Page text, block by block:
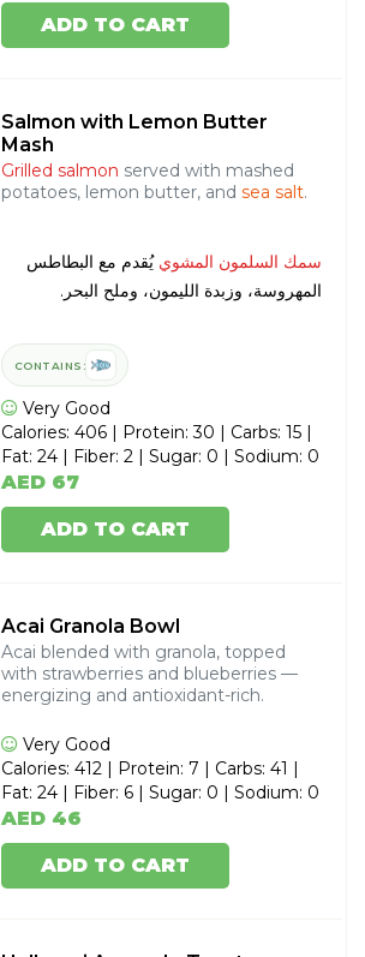
ADD TO CART
Salmon with Lemon Butter
Mash
Grilled salmon served with mashed
potatoes, lemon butter, and sea salt.
سمك السلمون المشوي يُقدم مع البطاطس
المهروسة، وزبدة الليمون، وملح البحر.
CONTAINS:
Very Good
Calories: 406 | Protein: 30 | Carbs: 15 |
Fat: 24 | Fiber: 2 | Sugar: 0 | Sodium: 0
AED 67
ADD TO CART
Acai Granola Bowl
Acai blended with granola, topped
with strawberries and blueberries —
energizing and antioxidant-rich.
Very Good
Calories: 412 | Protein: 7 | Carbs: 41 |
Fat: 24 | Fiber: 6 | Sugar: 0 | Sodium: 0
AED 46
ADD TO CART